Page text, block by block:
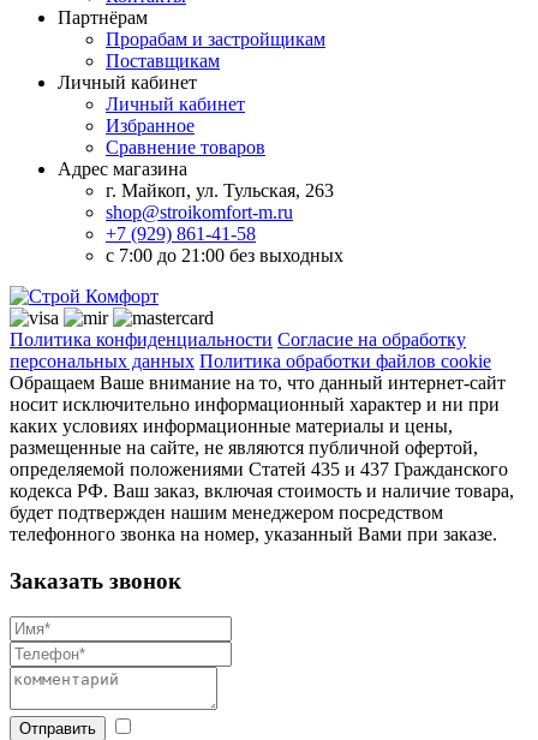
Партнёрам
Прорабам и застройщикам
Поставщикам
Личный кабинет
Личный кабинет
Избранное
Сравнение товаров
Адрес магазина
г. Майкоп, ул. Тульская, 263
shop@stroikomfort-m.ru
+7 (929) 861-41-58
с 7:00 до 21:00 без выходных
Политика конфиденциальности Согласие на обработку
персональных данных Политика обработки файлов cookie
Обращаем Ваше внимание на то, что данный интернет-сайт
носит исключительно информационный характер и ни при
каких условиях информационные материалы и цены,
размещенные на сайте, не являются публичной офертой,
определяемой положениями Статей 435 и 437 Гражданского
кодекса РФ. Ваш заказ, включая стоимость и наличие товара,
будет подтвержден нашим менеджером посредством
телефонного звонка на номер, указанный Вами при заказе.
Заказать звонок
Отправить